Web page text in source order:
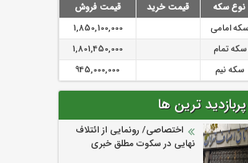
نوع سکه قیمت خرید
قیمت فروش
سکه امامی
1,850,100,000
سکه تمام
1,801,450,000
سکه نیم
945,000,000
پربازدید ترین ها
اختصاصی/ رونمایی از ائتلاف‌
نهایی در سکوت مطلق خبری